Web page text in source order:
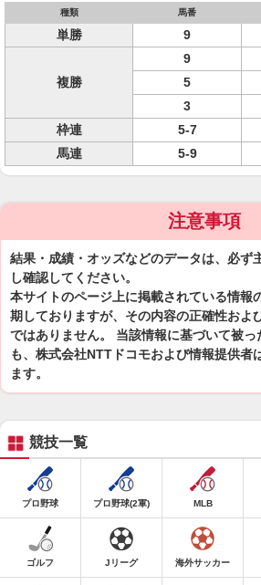
種類 馬番
単勝 9
複勝
9
5
3
枠連
5-7
馬連
5-9
注意事項
結果・成績・オッズなどのデータは、必ず
し確認してください。
本サイトのページ上に掲載されている情報
期しておりますが、その内容の正確性およ
ではありません。 当該情報に基づいて被
も、株式会社NTTドコモおよび情報提供者
ます。
競技一覧
プロ野球 プロ野球(2軍) MLB
ゴルフ Jリーグ 海外サッカー